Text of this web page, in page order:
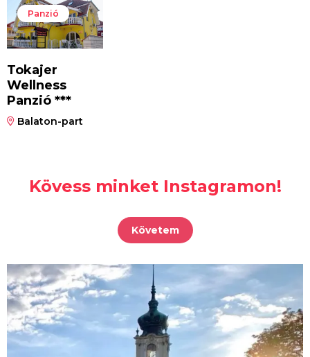
Panzió
Tokajer
Wellness
Panzió ***
Balaton-part
Kövess minket Instagramon!
Követem